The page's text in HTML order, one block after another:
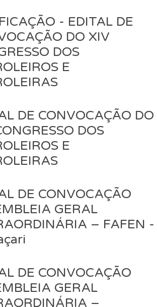
- EDITAL DE
DO XIV
DOS
E
DE CONVOCAÇÃO DO
DOS
E
DE CONVOCAÇÃO
GERAL
– FAFEN -
DE CONVOCAÇÃO
GERAL
–